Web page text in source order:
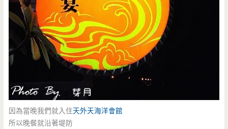
因為當晚我們就入住天外天海洋會館
所以晚餐就沿著堤防